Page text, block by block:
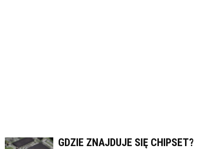
GDZIE ZNAJDUJE SIĘ CHIPSET?